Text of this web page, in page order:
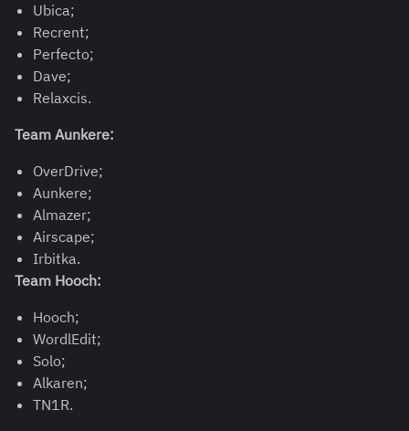
Ubica;
Recrent;
Perfecto;
Dave;
Relaxcis.
Team Aunkere:
OverDrive;
Aunkere;
Almazer;
Airscape;
Irbitka.
Team Hooch:
Hooch;
WordlEdit;
Solo;
Alkaren;
TN1R.